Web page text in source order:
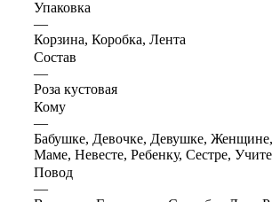
Упаковка
—
Корзина, Коробка, Лента
Состав
—
Роза кустовая
Кому
—
Бабушке, Девочке, Девушке,
Маме, Невесте, Ребенку, Сестре,
Повод
—